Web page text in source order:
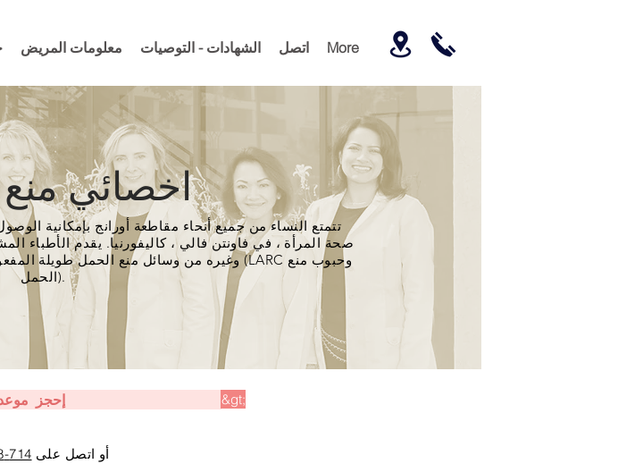
معلومات المريض الشهادات - التوصيات اتصل More
اخصائي
تتمتع النساء من جميع أنحاء مقاطعة أورانج بإمكانية
صحة المرأة ، في فاونتن فالي ، كاليفورنيا. يقدم الأطباء
الحمل).
إحجز &gt;
أو اتصل على 714-378-5606